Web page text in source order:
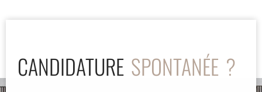
CANDIDATURE SPONTANÉE ?